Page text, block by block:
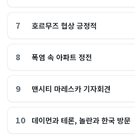
7 호르무즈 협상 긍정적
8 폭염 속 아파트 정전
9 맨시티 마레스카 기자회견
10 데이먼과 테론, 놀란과 한국 방문